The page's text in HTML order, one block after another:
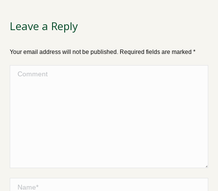
Leave a Reply
Your email address will not be published. Required fields are marked *
Comment
Name *